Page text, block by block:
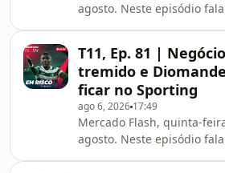
agosto. Neste episódio
em Portugal. Rodri, Vinicius
Enzo Fernández também
destaque no mercado
T11, Ep. 81 | Negócio
tremido e
ficar no Sporting
ago 6, 2026 17:49
Mercado Flash, quinta-
agosto. Neste episódio